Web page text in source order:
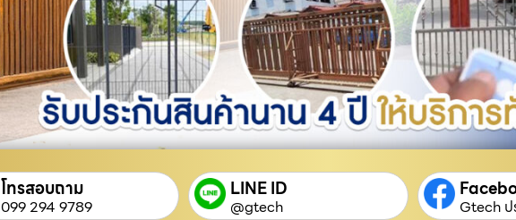
โทรสอบถาม
099 294 9789
LINE ID
@gtech Gtech ป